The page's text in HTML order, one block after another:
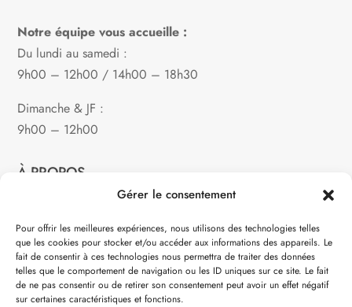
Gérer le consentement
Pour offrir les meilleures expériences, nous utilisons des technologies telles
que les cookies pour stocker et/ou accéder aux informations des appareils. Le
fait de consentir à ces technologies nous permettra de traiter des données
telles que le comportement de navigation ou les ID uniques sur ce site. Le fait
de ne pas consentir ou de retirer son consentement peut avoir un effet négatif
sur certaines caractéristiques et fonctions.
Notre équipe vous accueille :
Du lundi au samedi :
9h00 – 12h00 / 14h00 – 18h30
Dimanche & JF :
9h00 – 12h00
À PROPOS
Notre philosophie
Contact
Partenaire de: